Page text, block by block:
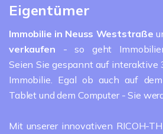
Eigentümer
Immobilie in Neuss Weststraße
verkaufen - so geht
Seien Sie gespannt auf interaktive
Immobilie. Egal ob auch auf
Tablet und dem Computer - Sie
Mit unserer innovativen RICOH-